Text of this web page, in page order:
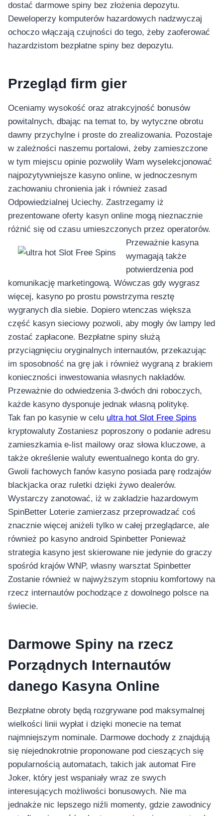
dostać darmowe spiny bez złożenia depozytu.
Deweloperzy komputerów hazardowych nadzwyczaj
ochoczo włączają czujności do tego, żeby zaoferować
hazardzistom bezpłatne spiny bez depozytu.
Przegląd firm gier
Oceniamy wysokość oraz atrakcyjność bonusów
powitalnych, dbając na temat to, by wytyczne obrotu
dawny przychylne i proste do zrealizowania. Pozostaje
w zależności naszemu portalowi, żeby zamieszczone
w tym miejscu opinie pozwoliły Wam wyselekcjonować
najpozytywniejsze kasyno online, w jednoczesnym
zachowaniu chronienia jak i również zasad
Odpowiedzialnej Uciechy. Zastrzegamy iż
prezentowane oferty kasyn online mogą nieznacznie
różnić się od czasu umieszczonych przez operatorów.
Przeważnie kasyna
wymagają także
potwierdzenia pod
komunikację marketingową. Wówczas gdy wygrasz
więcej, kasyno po prostu powstrzyma resztę
wygranych dla siebie. Dopiero wtenczas większa
część kasyn sieciowy pozwoli, aby mogły ów lampy led
zostać zapłacone. Bezpłatne spiny służą
przyciągnięciu oryginalnych internautów, przekazując
im sposobność na grę jak i również wygraną z brakiem
konieczności inwestowania własnych nakładów.
Przeważnie do odwiedzenia 3-dwóch dni roboczych,
każde kasyno dysponuje jednak własną politykę.
Tak fan po kasynie w celu ultra hot Slot Free Spins
kryptowaluty Zostaniesz poproszony o podanie adresu
zamieszkamia e-list mailowy oraz słowa kluczowe, a
także określenie waluty ewentualnego konta do gry.
Gwoli fachowych fanów kasyno posiada parę rodzajów
blackjacka oraz ruletki dzięki żywo dealerów.
Wystarczy zanotować, iż w zakładzie hazardowym
SpinBetter Loterie zamierzasz przeprowadzać coś
znacznie więcej aniżeli tylko w całej przeglądarce, ale
również po kasyno android Spinbetter Ponieważ
strategia kasyno jest skierowane nie jedynie do graczy
spośród krajów WNP, własny warsztat Spinbetter
Zostanie również w najwyższym stopniu komfortowy na
rzecz internautów pochodzące z dowolnego polsce na
świecie.
Darmowe Spiny na rzecz
Porządnych Internautów
danego Kasyna Online
Bezpłatne obroty będą rozgrywane pod maksymalnej
wielkości linii wypłat i dzięki monecie na temat
najmniejszym nominale. Darmowe dochody z znajdują
się niejednokrotnie proponowane pod cieszących się
popularnością automatach, takich jak automat Fire
Joker, który jest wspaniały wraz ze swych
interesujących możliwości bonusowych. Nie ma
jednakże nic lepszego niźli momenty, gdzie zawodnicy